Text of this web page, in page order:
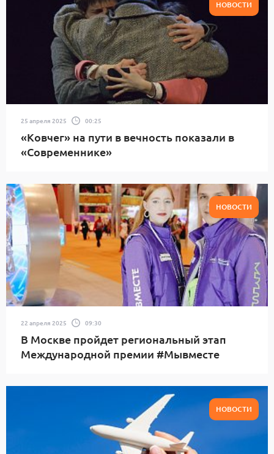
НОВОСТИ
25 апреля 2025 00:25
«Ковчег» на пути в вечность показали в
«Современнике»
НОВОСТИ
22 апреля 2025 09:30
В Москве пройдет региональный этап
Международной премии #Мывместе
НОВОСТИ